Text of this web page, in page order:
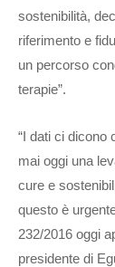
sostenibilità,
riferimento e
un percorso
terapie”.
“I dati ci dicono
mai oggi una
cure e
questo è
232/2016 oggi
presidente di